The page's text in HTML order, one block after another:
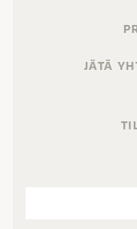
JÄTÄ